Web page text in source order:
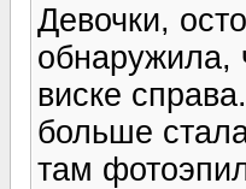
Девочки,
обнаружила,
виске
больше
там